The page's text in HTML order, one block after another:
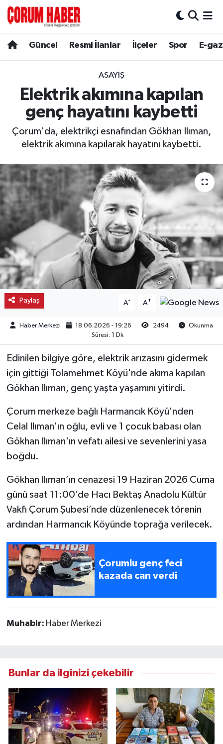
Güncel Resmi İlanlar İlçeler Spor E-
ASAYIŞ
Elektrik akımına kapılan
genç hayatını kaybetti
Çorum'da, elektrikçi esnafından Gökhan Ilıman,
elektrik akımına kapılarak hayatını kaybetti.
Paylaş A- A+
Haber Merkezi 18.06.2026 - 19:26 2494
Okunma
Süresi: 1 Dk
Edinilen bilgiye göre, elektrik arızasını gidermek
için gittiği Tolamehmet Köyü'nde akıma kapılan
Gökhan Ilıman, genç yaşta yaşamını yitirdi.
Çorum merkeze bağlı Harmancık Köyü'nden
Celal Ilıman'ın oğlu, evli ve 1 çocuk babası olan
Gökhan Ilıman'ın vefatı ailesi ve sevenlerini yasa
boğdu.
Gökhan Ilıman’ın cenazesi 19 Haziran 2026 Cuma
günü saat 11:00’de Hacı Bektaş Anadolu Kültür
Vakfı Çorum Şubesi’nde düzenlenecek törenin
ardından Harmancık Köyünde toprağa verilecek.
Çorumlu genç feci
kazada can verdi
Muhabir: Haber Merkezi
Bunlar da ilginizi çekebilir
Spor
Resmi İlanlar
Alaca
Bayat
Boğazkale
Dodurga
İskilip
Laçin
Mecitözü
Osmancık
Sungurlu
Sağlık
Hava Durumu
Çorum Namaz Vakitleri
Trafik Durumu
Süper Lig Puan Durumu ve Fikstür
Tüm Manşetler
Son Dakika Haberleri
Haber Arşivi